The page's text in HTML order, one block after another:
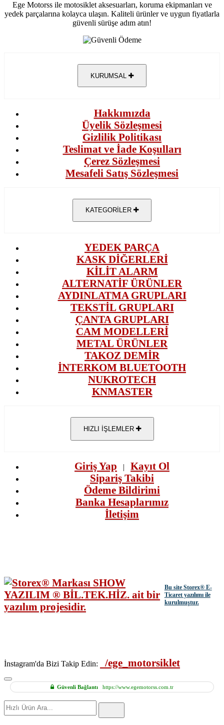
Ege Motorss ile motosiklet aksesuarları, koruma ekipmanları ve
yedek parçalarına kolayca ulaşın. Kaliteli ürünler ve uygun fiyatlarla
güvenli sürüşe adım atın!
KURUMSAL
Hakkımızda
Üyelik Sözleşmesi
Gizlilik Politikası
Teslimat ve İade Koşulları
Çerez Sözleşmesi
Mesafeli Satış Sözleşmesi
KATEGORİLER
YEDEK PARÇA
KASK DİĞERLERİ
KİLİT ALARM
ALTERNATİF ÜRÜNLER
AYDINLATMA GRUPLARI
TEKSTİL GRUPLARI
ÇANTA GRUPLARI
CAM MODELLERİ
METAL ÜRÜNLER
TAKOZ DEMİR
İNTERKOM BLUETOOTH
NUKROTECH
KNMASTER
HIZLI İŞLEMLER
Giriş Yap | Kayıt Ol
Sipariş Takibi
Ödeme Bildirimi
Banka Hesaplarımız
İletişim
Bu site Storex® E-
Ticaret yazılımı ile
kurulmuştur.
İnstagram'da Bizi Takip Edin: /ege_motorsiklet
Güvenli Bağlantı https://www.egemotorss.com.tr
Hızlı
Ürün